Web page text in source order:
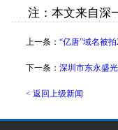
注：本文来自深
上一条： “亿唐”域名被
下一条： 深圳市东永盛
< 返回上级新闻